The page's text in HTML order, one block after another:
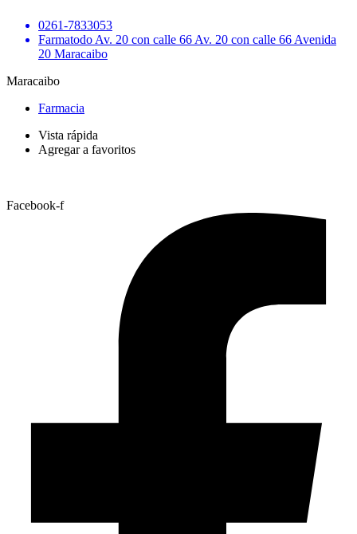
0261-7833053
Farmatodo Av. 20 con calle 66 Av. 20 con calle 66 Avenida
20 Maracaibo
Maracaibo
Farmacia
Vista rápida
Agregar a favoritos
Facebook-f